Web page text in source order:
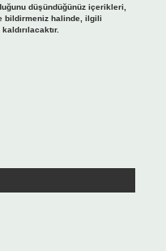
düşündüğünüz içerikleri,
bildirmeniz halinde, ilgili